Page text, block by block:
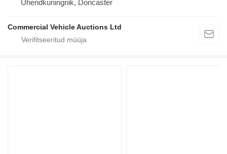
Ühendkuningriik, Doncaster
Commercial Vehicle Auctions Ltd